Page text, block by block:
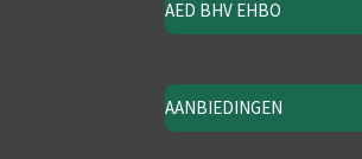
AED BHV EHBO
AANBIEDINGEN